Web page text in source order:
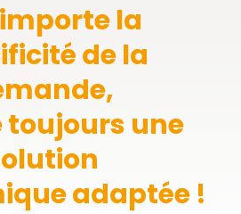
la
de la
toujours une
adaptée !